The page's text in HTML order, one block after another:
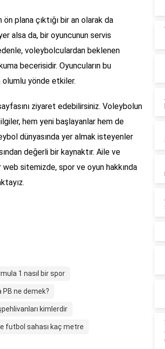
plana çıktığı bir an olarak da
alsa da, bir oyuncunun servis
voleybolculardan beklenen
becerisidir. Oyuncuların bu
olumlu yönde etkiler.
ziyaret edebilirsiniz. Voleybolun
hem yeni başlayanlar hem de
dünyasında yer almak isteyenler
değerli bir kaynaktır. Aile ve
sitemizde, spor ve oyun hakkında
1 nasıl bir spor
PB ne demek?
kimlerdir
futbol sahası kaç metre